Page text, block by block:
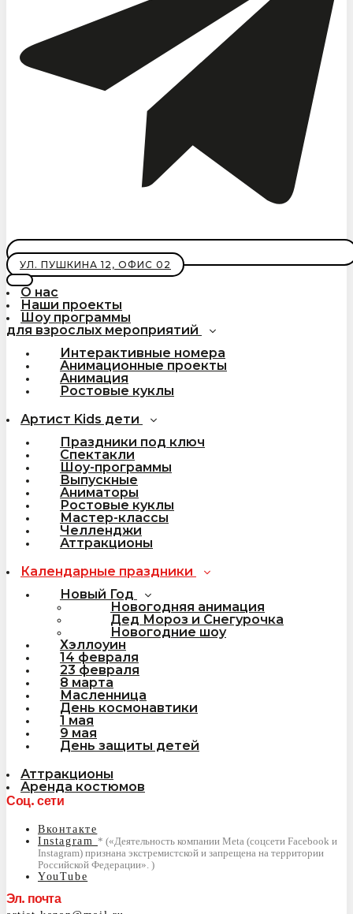
УЛ. ПУШКИНА 12, ОФИС 02
О нас
Наши проекты
Шоу программы
для взрослых мероприятий
Интерактивные номера
Анимационные проекты
Анимация
Ростовые куклы
Артист Kids дети
Праздники под ключ
Спектакли
Шоу-программы
Выпускные
Аниматоры
Ростовые куклы
Мастер-классы
Челленджи
Аттракционы
Календарные праздники
Новый Год
Новогодняя анимация
Дед Мороз и Снегурочка
Новогодние шоу
Хэллоуин
14 февраля
23 февраля
8 марта
Масленница
День космонавтики
1 мая
9 мая
День защиты детей
Аттракционы
Аренда костюмов
Соц. сети
Вконтакте
Instagram
YouTube
Эл. почта